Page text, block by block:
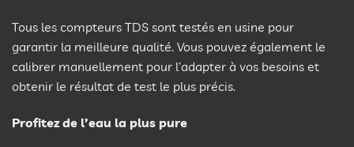
Tous les compteurs TDS sont testés en usine pour
garantir la meilleure qualité. Vous pouvez également le
calibrer manuellement pour l’adapter à vos besoins et
obtenir le résultat de test le plus précis.
Profitez de l’eau la plus pure